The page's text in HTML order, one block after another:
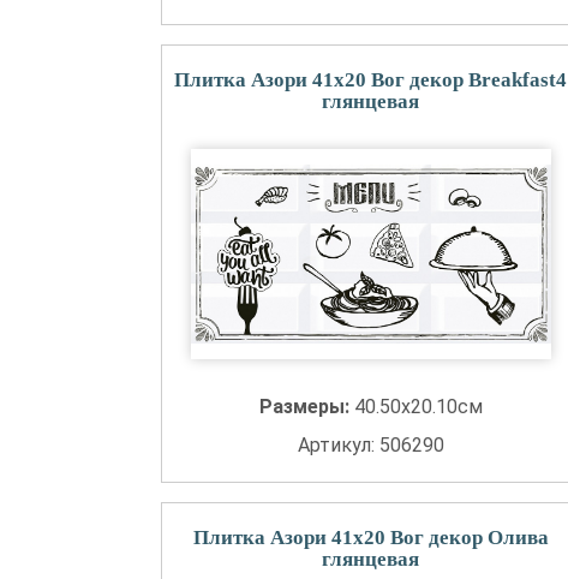
Плитка Азори 41x20 Вог декор Breakfast4
глянцевая
Размеры: 40.50x20.10см
Артикул: 506290
Плитка Азори 41x20 Вог декор Олива
глянцевая